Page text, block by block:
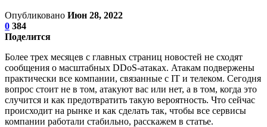
Опубликовано Июн 28, 2022
0 384
Поделится
Более трех месяцев с главных страниц новостей не сходят
сообщения о масштабных DDoS-атаках. Атакам подвержены
практически все компании, связанные с IT и телеком. Сегодня
вопрос стоит не в том, атакуют вас или нет, а в том, когда это
случится и как предотвратить такую вероятность. Что сейчас
происходит на рынке и как сделать так, чтобы все сервисы
компании работали стабильно, расскажем в статье.